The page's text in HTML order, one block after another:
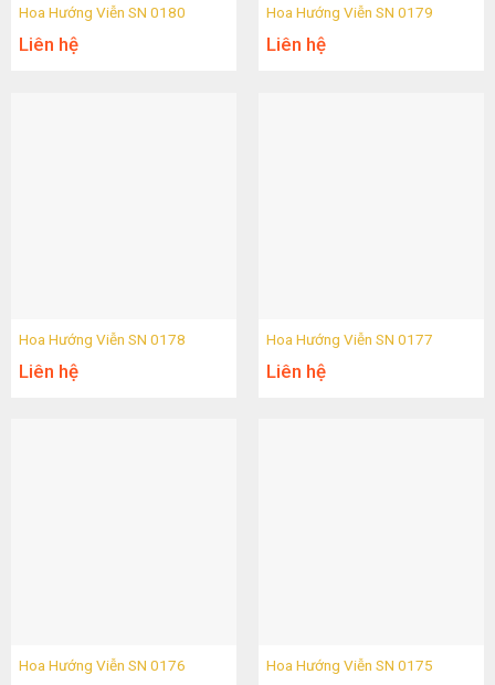
Hoa Hướng Viễn SN 0180
Liên hệ
Hoa Hướng Viễn SN 0179
Liên hệ
Hoa Hướng Viễn SN 0178
Liên hệ
Hoa Hướng Viễn SN 0177
Liên hệ
Hoa Hướng Viễn SN 0176 Hoa Hướng Viễn SN 0175